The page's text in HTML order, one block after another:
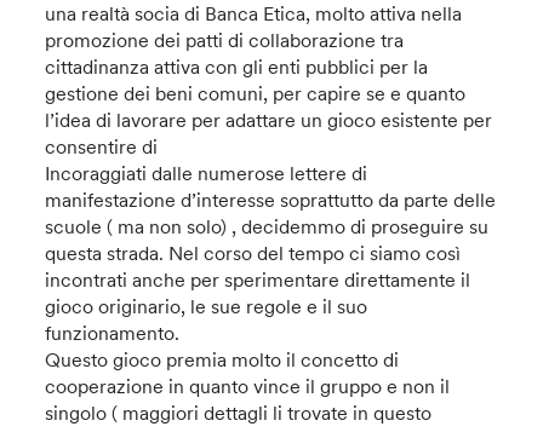
una realtà socia di Banca Etica, molto attiva nella
promozione dei patti di collaborazione tra
cittadinanza attiva con gli enti pubblici per la
gestione dei beni comuni, per capire se e quanto
l’idea di lavorare per adattare un gioco esistente per
consentire di
Incoraggiati dalle numerose lettere di
manifestazione d’interesse soprattutto da parte delle
scuole ( ma non solo) , decidemmo di proseguire su
questa strada. Nel corso del tempo ci siamo così
incontrati anche per sperimentare direttamente il
gioco originario, le sue regole e il suo
funzionamento.
Questo gioco premia molto il concetto di
cooperazione in quanto vince il gruppo e non il
singolo ( maggiori dettagli li trovate in questo